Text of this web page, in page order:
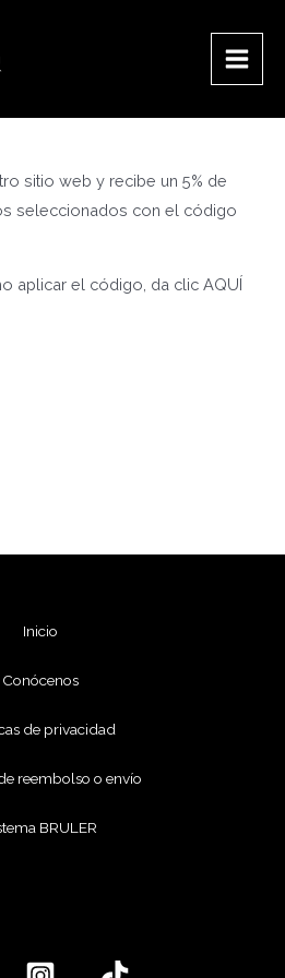
Main
sitio web y recibe un 5% de
seleccionados con el código
aplicar el código, da clicAQUÍ
Inicio
Conócenos
de privacidad
reembolso o envío
BRULER